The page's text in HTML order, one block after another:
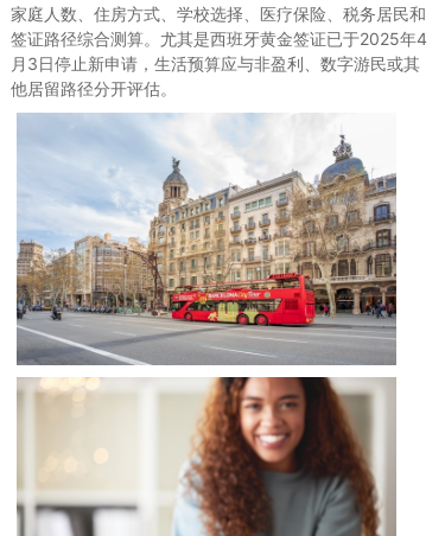
家庭人数、住房方式、学校选择、医疗保险、税务居民和
签证路径综合测算。尤其是西班牙黄金签证已于2025年4
月3日停止新申请，生活预算应与非盈利、数字游民或其
他居留路径分开评估。